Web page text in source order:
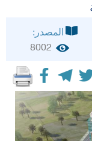
المصدر:
8002